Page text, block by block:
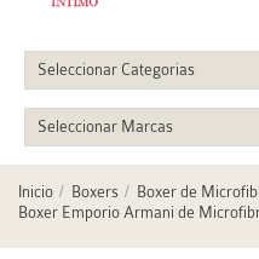
Seleccionar Categorias
Seleccionar Marcas
Inicio Boxers
Boxer de
Boxer Emporio Armani de